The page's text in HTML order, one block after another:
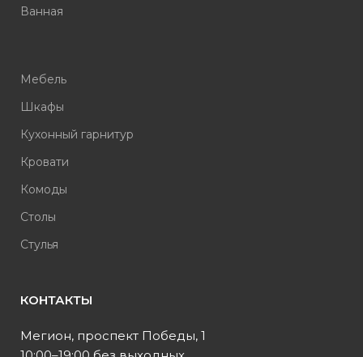
Ванная
Мебель
Шкафы
Кухонный гарнитур
Кровати
Комоды
Столы
Стулья
КОНТАКТЫ
Мегион, проспект Победы, 1